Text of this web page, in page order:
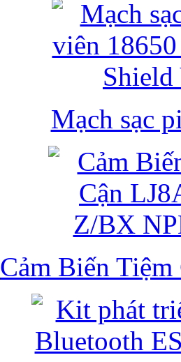
Mạch sạc
Cảm Biến